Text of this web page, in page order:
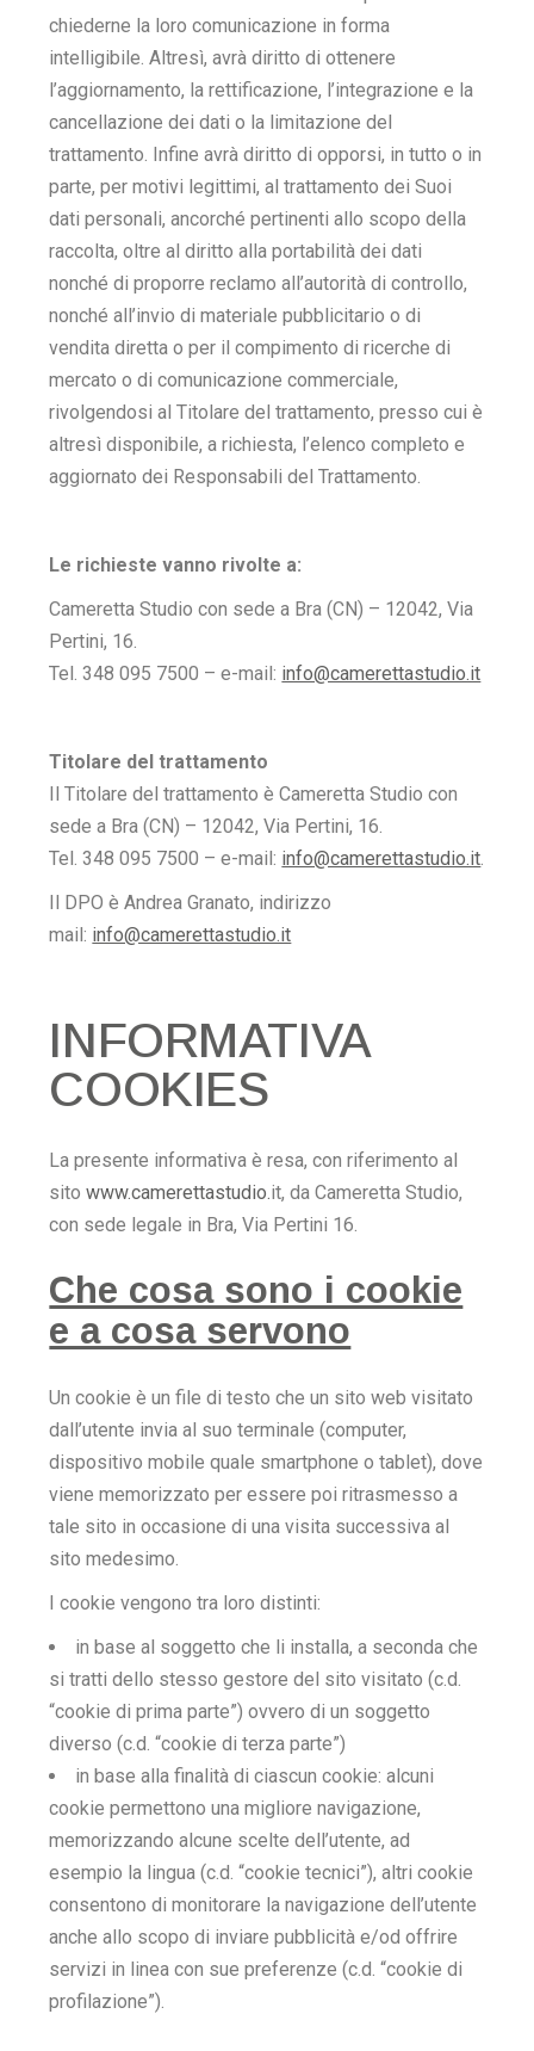
chiederne la loro comunicazione in forma
intelligibile. Altresì, avrà diritto di ottenere
l’aggiornamento, la rettificazione, l’integrazione e la
cancellazione dei dati o la limitazione del
trattamento. Infine avrà diritto di opporsi, in tutto o in
parte, per motivi legittimi, al trattamento dei Suoi
dati personali, ancorché pertinenti allo scopo della
raccolta, oltre al diritto alla portabilità dei dati
nonché di proporre reclamo all’autorità di controllo,
nonché all’invio di materiale pubblicitario o di
vendita diretta o per il compimento di ricerche di
mercato o di comunicazione commerciale,
rivolgendosi al Titolare del trattamento, presso cui è
altresì disponibile, a richiesta, l’elenco completo e
aggiornato dei Responsabili del Trattamento.
Le richieste vanno rivolte a:
Cameretta Studio con sede a Bra (CN) – 12042, Via
Pertini, 16.
Tel. 348 095 7500 – e-mail: info@camerettastudio.it
Titolare del trattamento
Il Titolare del trattamento è Cameretta Studio con
sede a Bra (CN) – 12042, Via Pertini, 16.
Tel. 348 095 7500 – e-mail: info@camerettastudio.it.
Il DPO è Andrea Granato, indirizzo
mail: info@camerettastudio.it
INFORMATIVA
COOKIES
La presente informativa è resa, con riferimento al
sitowww.camerettastudio.it, da Cameretta Studio,
con sede legale in Bra, Via Pertini 16.
Che cosa sono i cookie
e a cosa servono
Un cookie è un file di testo che un sito web visitato
dall’utente invia al suo terminale (computer,
dispositivo mobile quale smartphone o tablet), dove
viene memorizzato per essere poi ritrasmesso a
tale sito in occasione di una visita successiva al
sito medesimo.
I cookie vengono tra loro distinti:
in base al soggetto che li installa, a seconda che
si tratti dello stesso gestore del sito visitato (c.d.
“cookie di prima parte”) ovvero di un soggetto
diverso (c.d. “cookie di terza parte”)
in base alla finalità di ciascun cookie: alcuni
cookie permettono una migliore navigazione,
memorizzando alcune scelte dell’utente, ad
esempio la lingua (c.d. “cookie tecnici”), altri cookie
consentono di monitorare la navigazione dell’utente
anche allo scopo di inviare pubblicità e/od offrire
servizi in linea con sue preferenze (c.d. “cookie di
profilazione”).